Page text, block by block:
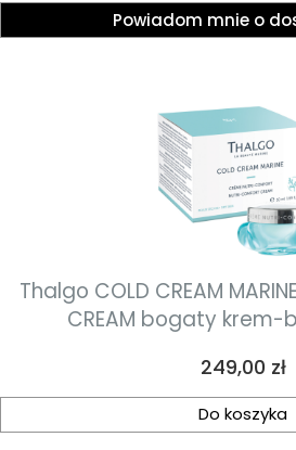
Powiadom mnie o
Thalgo COLD CREAM
CREAM bogaty
Cena
249,00 zł
Do koszyka